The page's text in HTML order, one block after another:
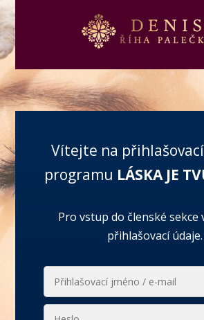
Vítejte na
programu LÁSKA JE
Pro vstup do členské sekce
přihlašovací údaje.